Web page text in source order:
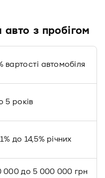
з пробігом
вартості автомобіля
5 років
до 14,5% річних
000 до5 000 000 грн